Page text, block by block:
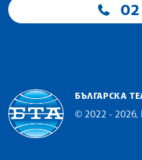
02
БЪЛГАРСКА
© 2022 - 2026,